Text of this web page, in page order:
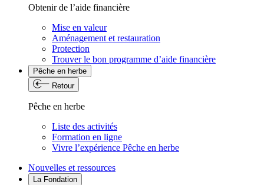
Obtenir de l’aide financière
Mise en valeur
Aménagement et restauration
Protection
Trouver le bon programme d’aide financière
Pêche en herbe
Retour
Pêche en herbe
Liste des activités
Formation en ligne
Vivre l’expérience Pêche en herbe
Nouvelles et ressources
La Fondation